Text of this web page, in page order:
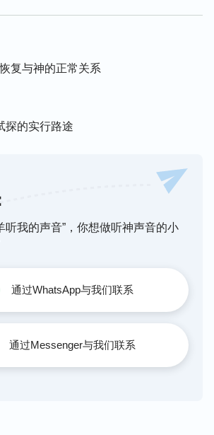
、视频等内容，完全解决了我们灵
资源的难题，大大提高了灵修的果
的灵生活了。
同了，有的需要3天完成，有的则
10天才能完成。我们可以根据不
时间来选择适合自己的灵修计划。
大家，当开始使用这款灵修App
种子会随着连续使用日期的增加逐
励我们每天坚持灵修，这听起来是
复与神的正常关系
探的实行路途
听我的声音”，你想做听神声音的小
通过WhatsApp与我们联系
通过Messenger与我们联系